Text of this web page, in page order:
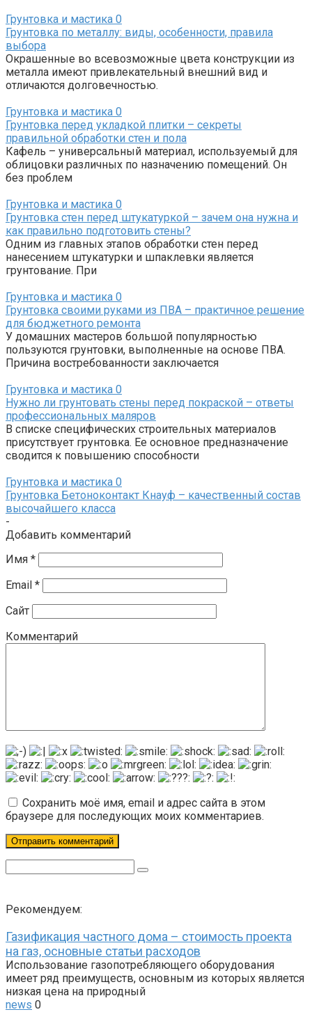
Грунтовка и мастика 0
Грунтовка по металлу: виды, особенности, правила
выбора
Окрашенные во всевозможные цвета конструкции из
металла имеют привлекательный внешний вид и
отличаются долговечностью.
Грунтовка и мастика 0
Грунтовка перед укладкой плитки – секреты
правильной обработки стен и пола
Кафель – универсальный материал, используемый для
облицовки различных по назначению помещений. Он
без проблем
Грунтовка и мастика 0
Грунтовка стен перед штукатуркой – зачем она нужна и
как правильно подготовить стены?
Одним из главных этапов обработки стен перед
нанесением штукатурки и шпаклевки является
грунтование. При
Грунтовка и мастика 0
Грунтовка своими руками из ПВА – практичное решение
для бюджетного ремонта
У домашних мастеров большой популярностью
пользуются грунтовки, выполненные на основе ПВА.
Причина востребованности заключается
Грунтовка и мастика 0
Нужно ли грунтовать стены перед покраской – ответы
профессиональных маляров
В списке специфических строительных материалов
присутствует грунтовка. Ее основное предназначение
сводится к повышению способности
Грунтовка и мастика 0
Грунтовка Бетоноконтакт Кнауф – качественный состав
высочайшего класса
-
Добавить комментарий
Имя *
Email *
Сайт
Комментарий
Сохранить моё имя, email и адрес сайта в этом
браузере для последующих моих комментариев.
Рекомендуем:
Газификация частного дома – стоимость проекта
на газ, основные статьи расходов
Использование газопотребляющего оборудования
имеет ряд преимуществ, основным из которых является
низкая цена на природный
news 0